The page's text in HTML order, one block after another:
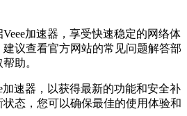
加速器，享受快速稳定的网络体
议查看官方网站的常见问题解答部
助。
加速器，以获得最新的功能和安全补
态，您可以确保最佳的使用体验和